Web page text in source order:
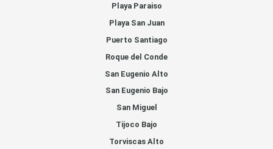
Playa Paraiso
Playa San Juan
Puerto Santiago
Roque del Conde
San Eugenio Alto
San Eugenio Bajo
San Miguel
Tijoco Bajo
Torviscas Alto